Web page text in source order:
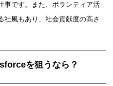
事です。また、ボランティア活
社風もあり、社会貢献度の高さ
を狙うなら？